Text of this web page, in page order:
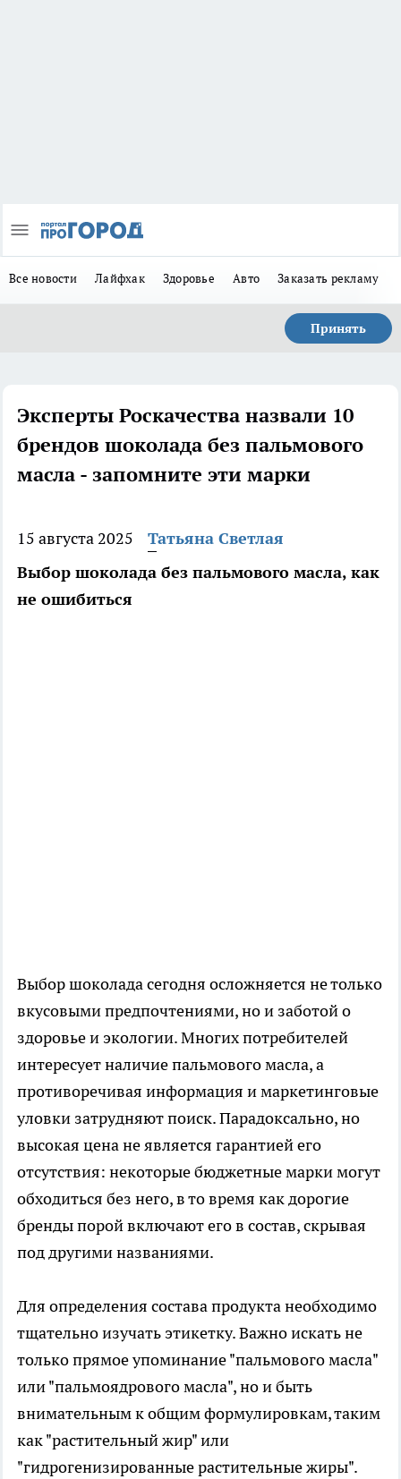
Все новости Лайфхак Здоровье Авто Заказать рекламу
Принять
Эксперты Роскачества назвали 10
брендов шоколада без пальмового
масла - запомните эти марки
15 августа 2025
Татьяна Светлая
Выбор шоколада без пальмового масла, как
не ошибиться
Выбор шоколада сегодня осложняется не только
вкусовыми предпочтениями, но и заботой о
здоровье и экологии. Многих потребителей
интересует наличие пальмового масла, а
противоречивая информация и маркетинговые
уловки затрудняют поиск. Парадоксально, но
высокая цена не является гарантией его
отсутствия: некоторые бюджетные марки могут
обходиться без него, в то время как дорогие
бренды порой включают его в состав, скрывая
под другими названиями.
Для определения состава продукта необходимо
тщательно изучать этикетку. Важно искать не
только прямое упоминание "пальмового масла"
или "пальмоядрового масла", но и быть
внимательным к общим формулировкам, таким
как "растительный жир" или
"гидрогенизированные растительные жиры".